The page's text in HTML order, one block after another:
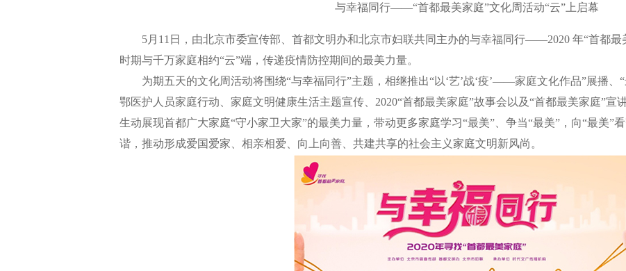
与幸福同行——“首都最美家庭”文化周活动“云”上启幕
5月11日，由北京市委宣传部、首都文明办和北京市妇联共同主办的与幸福同行——2020 年“首都最
时期与千万家庭相约“云”端，传递疫情防控期间的最美力量。
为期五天的文化周活动将围绕“与幸福同行”主题，相继推出“以‘艺’战‘疫’——家庭文化作品”展播
鄂医护人员家庭行动、家庭文明健康生活主题宣传、2020“首都最美家庭”故事会以及“首都最美家庭”宣
生动展现首都广大家庭“守小家卫大家”的最美力量，带动更多家庭学习“最美”、争当“最美”，向“最美”
谐，推动形成爱国爱家、相亲相爱、向上向善、共建共享的社会主义家庭文明新风尚。